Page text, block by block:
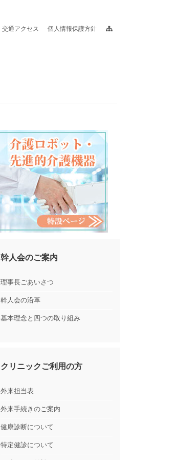
交通アクセス 個人情報保護方針
幹人会のご案内
理事長ごあいさつ
幹人会の沿革
基本理念と四つの取り組み
クリニックご利用の方
外来担当表
外来手続きのご案内
健康診断について
特定健診について